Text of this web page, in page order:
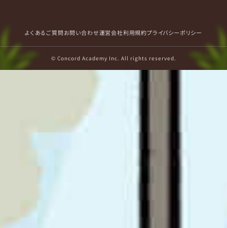
よくあるご質問お問い合わせ運営会社利用規約プライバシーポリシー
© Concord Academy Inc. All rights reserved.